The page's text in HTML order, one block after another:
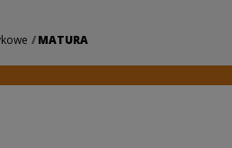
MATURA